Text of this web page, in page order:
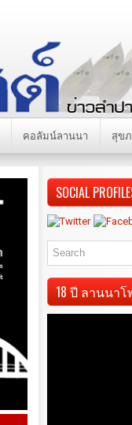
คอลัมน์ลานนา สุข
SOCIAL
18 ปี ลานนา